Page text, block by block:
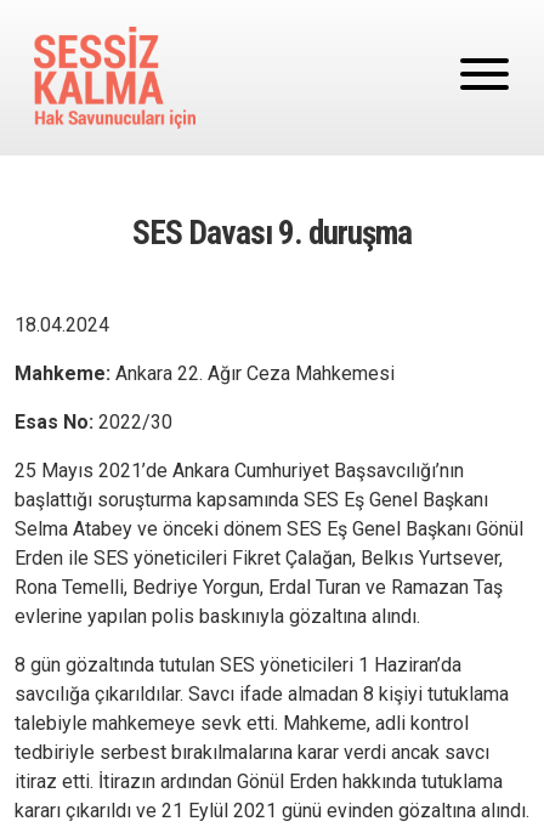
SES Davası 9. duruşma
18.04.2024
Mahkeme: Ankara 22. Ağır Ceza Mahkemesi
Esas No: 2022/30
25 Mayıs 2021’de Ankara Cumhuriyet Başsavcılığı’nın
başlattığı soruşturma kapsamında SES Eş Genel Başkanı
Selma Atabey ve önceki dönem SES Eş Genel Başkanı Gönül
Erden ile SES yöneticileri Fikret Çalağan, Belkıs Yurtsever,
Rona Temelli, Bedriye Yorgun, Erdal Turan ve Ramazan Taş
evlerine yapılan polis baskınıyla gözaltına alındı.
8 gün gözaltında tutulan SES yöneticileri 1 Haziran’da
savcılığa çıkarıldılar. Savcı ifade almadan 8 kişiyi tutuklama
talebiyle mahkemeye sevk etti. Mahkeme, adli kontrol
tedbiriyle serbest bırakılmalarına karar verdi ancak savcı
itiraz etti. İtirazın ardından Gönül Erden hakkında tutuklama
kararı çıkarıldı ve 21 Eylül 2021 günü evinden gözaltına alındı.